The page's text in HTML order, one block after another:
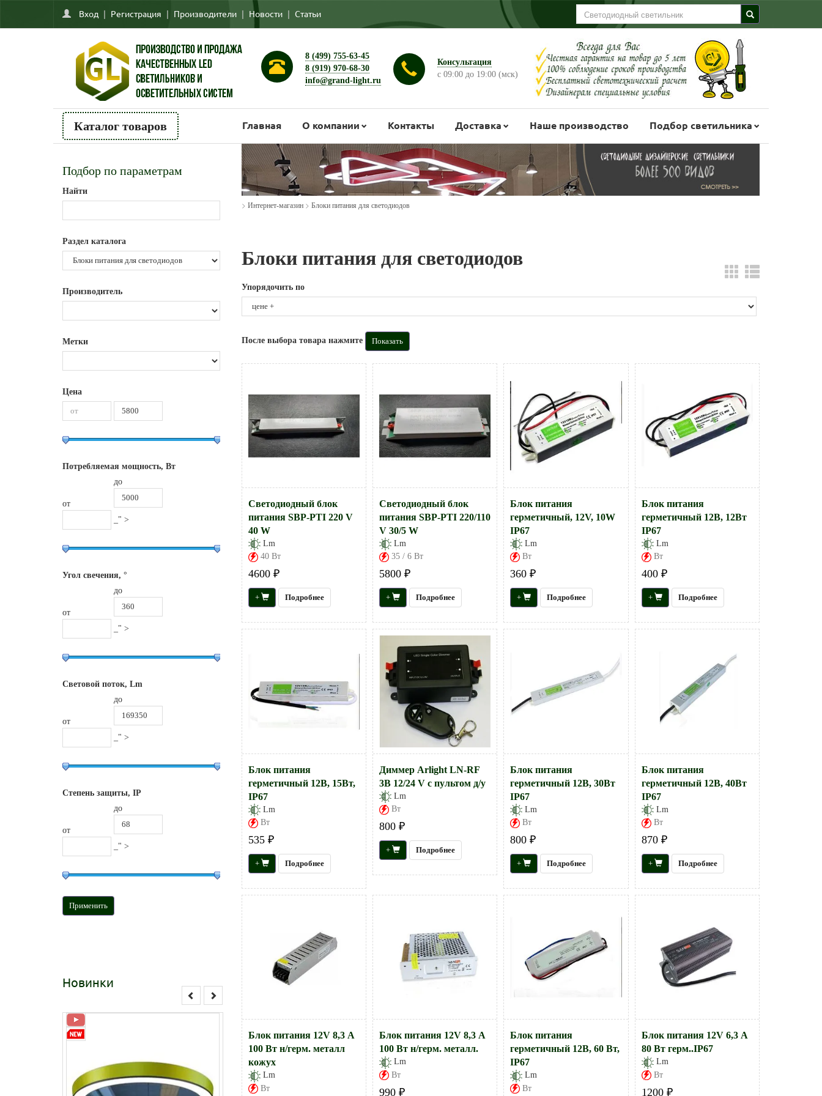
Вход | Регистрация | Производители | Новости | Статьи
8 (499) 755-63-45
8 (919) 970-68-30
info@grand-light.ru
Консультация
с 09:00 до 19:00 (мск)
Каталог товаров Главная О компании Контакты Доставка Наше производство Подбор светильника
Подбор по параметрам
Найти
Раздел каталога
Производитель
Метки
Цена
Потребляемая мощность, Вт
от
до
_" >
Угол свечения, °
от
до
_" >
Световой поток, Lm
от
до
_" >
Степень защиты, IP
от
до
_" >
Новинки
> Интернет-магазин> Блоки питания для светодиодов
Блоки питания для светодиодов
Упорядочить по
После выбора товара нажмите
Светодиодный блок
питания SBP-PTI 220 V
40 W
Lm
40 Вт
4600 ₽
+ Подробнее
Светодиодный блок
питания SBP-PTI 220/110
V 30/5 W
Lm
35 / 6 Вт
5800 ₽
+ Подробнее
Блок питания
герметичный, 12V, 10W
IP67
Lm
Вт
360 ₽
+ Подробнее
Блок питания
герметичный 12В, 12Вт
IP67
Lm
Вт
400 ₽
+ Подробнее
Блок питания
герметичный 12В, 15Вт,
IP67
Lm
Вт
535 ₽
+ Подробнее
Диммер Arlight LN-RF
3B 12/24 V с пультом д/у
Lm
Вт
800 ₽
+ Подробнее
Блок питания
герметичный 12В, 30Вт
IP67
Lm
Вт
800 ₽
+ Подробнее
Блок питания
герметичный 12В, 40Вт
IP67
Lm
Вт
870 ₽
+ Подробнее
Блок питания 12V 8,3 А
100 Вт н/герм. металл
кожух
Lm
Вт
Блок питания 12V 8,3 А
100 Вт н/герм. металл.
Lm
Вт
990 ₽
Блок питания
герметичный 12В, 60 Вт,
IP67
Lm
Вт
Блок питания 12V 6,3 А
80 Вт герм..IP67
Lm
Вт
1200 ₽